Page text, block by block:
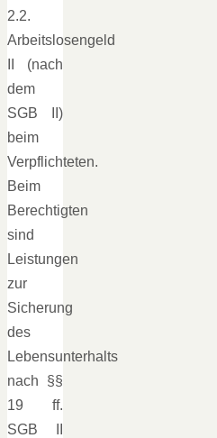
2.2.
Arbeitslosengeld
II (nach
dem
SGB II)
beim
Verpflichteten.
Beim
Berechtigten
sind
Leistungen
zur
Sicherung
des
Lebensunterhalts
nach §§
19 ff.
SGB II